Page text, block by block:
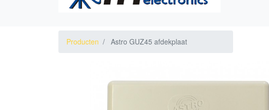
Producten Astro GUZ45 afdekplaat